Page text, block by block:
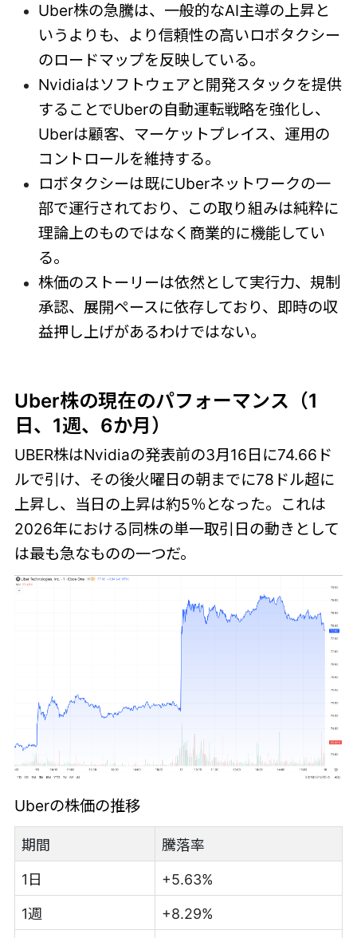
Uber株の急騰は、一般的なAI主導の上昇と
いうよりも、より信頼性の高いロボタクシー
のロードマップを反映している。
Nvidiaはソフトウェアと開発スタックを提供
することでUberの自動運転戦略を強化し、
Uberは顧客、マーケットプレイス、運用の
コントロールを維持する。
ロボタクシーは既にUberネットワークの一
部で運行されており、この取り組みは純粋に
理論上のものではなく商業的に機能してい
る。
株価のストーリーは依然として実行力、規制
承認、展開ペースに依存しており、即時の収
益押し上げがあるわけではない。
Uber株の現在のパフォーマンス（1
日、1週、6か月）
UBER株はNvidiaの発表前の3月16日に74.66ド
ルで引け、その後火曜日の朝までに78ドル超に
上昇し、当日の上昇は約5％となった。これは
2026年における同株の単一取引日の動きとして
は最も急なものの一つだ。
Uberの株価の推移
期間 騰落率
1日 +5.63%
1週 +8.29%